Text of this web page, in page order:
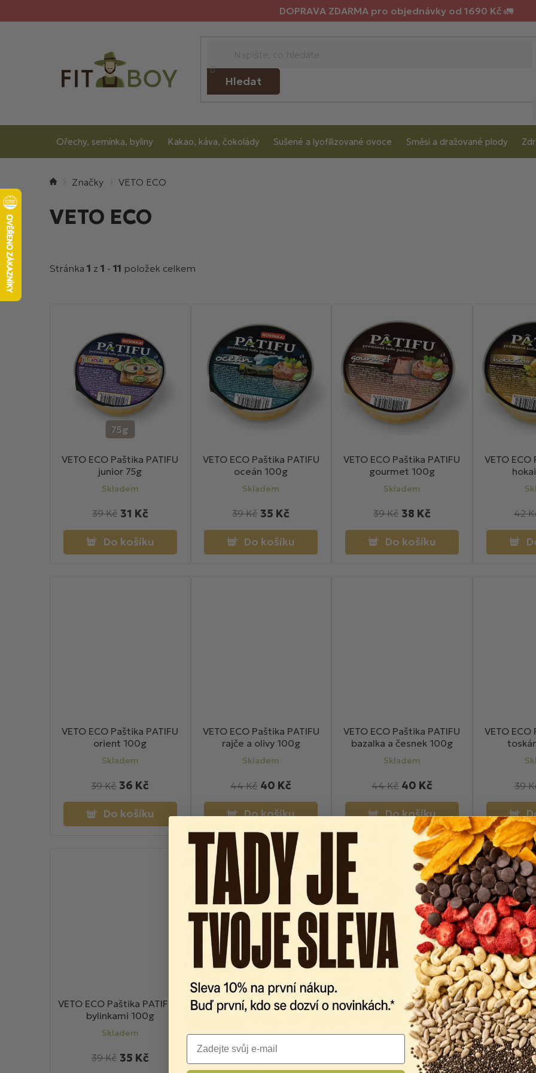
DOPRAVA ZDARMA pro objednávky od 1690 Kč 🚛
Hledat
Ořechy, semínka, byliny Kakao, káva, čokolády Sušené a lyofilizované ovoce Směsi a dražované plody
Domů VETO ECO
VETO ECO
Stránka 1 z 1 - 11 položek celkem
75g
VETO ECO Paštika PATIFU
junior 75g
Skladem
31 Kč
39 Kč
Do košíku
VETO ECO Paštika PATIFU
oceán 100g
Skladem
35 Kč
39 Kč
Do košíku
VETO ECO Paštika PATIFU
gourmet 100g
Skladem
38 Kč
39 Kč
Do košíku
VETO ECO
42
VETO ECO Paštika PATIFU
orient 100g
Skladem
36 Kč
39 Kč
Do košíku
VETO ECO Paštika PATIFU
rajče a olivy 100g
Skladem
40 Kč
44 Kč
Do košíku
VETO ECO Paštika PATIFU
bazalka a česnek 100g
Skladem
40 Kč
44 Kč
Do košíku
VETO ECO
39
VETO ECO Paštika PATIFU s
bylinkami 100g
Skladem
35 Kč
39 Kč
Email